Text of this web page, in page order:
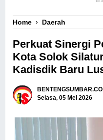
Home › Daerah
Perkuat Sinergi
Kota Solok
Kadisdik Baru
Selasa, 05 Mei 2026